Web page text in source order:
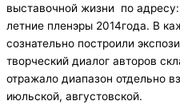
выставочной жизни по
летние пленэры 2014года. В
сознательно построили
творческий диалог авторов
отражало диапазон отдельно
июльской, августовской.